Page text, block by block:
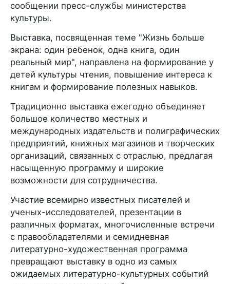
сообщении пресс-службы министерства
культуры.
Выставка, посвященная теме "Жизнь больше
экрана: один ребенок, одна книга, один
реальный мир", направлена на формирование у
детей культуры чтения, повышение интереса к
книгам и формирование полезных навыков.
Традиционно выставка ежегодно объединяет
большое количество местных и
международных издательств и полиграфических
предприятий, книжных магазинов и творческих
организаций, связанных с отраслью, предлагая
насыщенную программу и широкие
возможности для сотрудничества.
Участие всемирно известных писателей и
ученых-исследователей, презентации в
различных форматах, многочисленные встречи
с правообладателями и семидневная
литературно-художественная программа
превращают выставку в одно из самых
ожидаемых литературно-культурных событий